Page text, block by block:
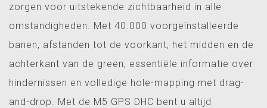
zorgen voor uitstekende zichtbaarheid in alle
omstandigheden. Met 40.000 voorgeïnstalleerde
banen, afstanden tot de voorkant, het midden en de
achterkant van de green, essentiële informatie over
hindernissen en volledige hole-mapping met drag-
and-drop. Met de M5 GPS DHC bent u altijd